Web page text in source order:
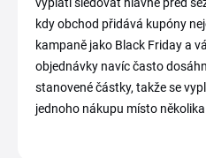
kdy obchod přidává kupóny
kampaně jako Black Friday a
objednávky navíc často
stanovené částky, takže se
jednoho nákupu místo